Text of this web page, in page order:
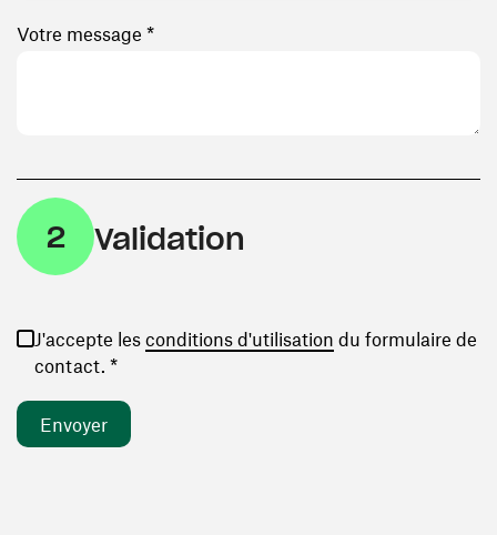
Votre message *
2 Validation
J'accepte les conditions d'utilisation (ouvre une
du formulaire de
contact. *